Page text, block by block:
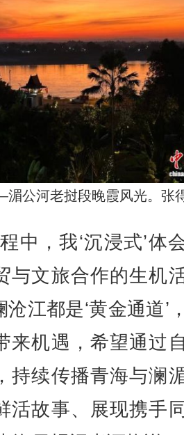
湄公河老挝段晚霞风光。张
，我‘沉浸式’体
与文旅合作的生机
江都是‘黄金通道’
来机遇，希望通过
持续传播青海与澜
活故事、展现携手